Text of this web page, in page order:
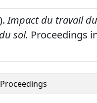
Impact du travail
sol. Proceedings